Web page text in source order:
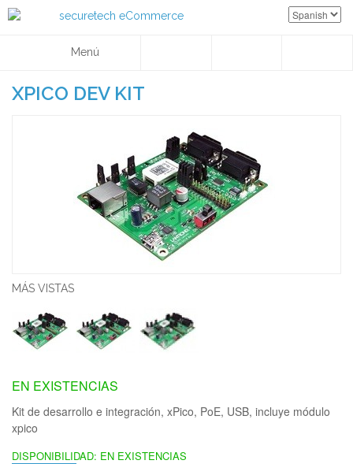
Menú
XPICO DEV KIT
MÁS VISTAS
EN EXISTENCIAS
Kit de desarrollo e integración, xPico, PoE, USB, incluye módulo
xpico
DISPONIBILIDAD: EN EXISTENCIAS